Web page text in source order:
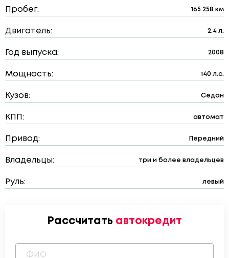
Пробег: 165 258 км
Двигатель: 2.4 л.
Год выпуска: 2008
Мощность: 140 л.с.
Кузов: Седан
КПП: автомат
Привод: Передний
Владельцы: три и более владельцев
Руль: левый
Рассчитать автокредит